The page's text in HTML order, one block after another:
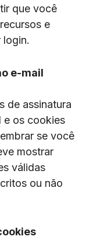
que você
e
login.
e-mail
de assinatura
e os cookies
se você
mostrar
válidas
ou não